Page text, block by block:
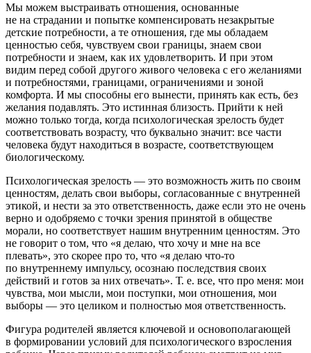
Мы можем выстраивать отношения, основанные
не на страдании и попытке компенсировать незакрытые
детские потребности, а те отношения, где мы обладаем
ценностью себя, чувствуем свои границы, знаем свои
потребности и знаем, как их удовлетворить. И при этом
видим перед собой другого живого человека с его желаниями
и потребностями, границами, ограничениями и зоной
комфорта. И мы способны его вынести, принять как есть, без
желания подавлять. Это истинная близость. Прийти к ней
можно только тогда, когда психологическая зрелость будет
соответствовать возрасту, что буквально значит: все части
человека будут находиться в возрасте, соответствующем
биологическому.
Психологическая зрелость — это возможность жить по своим
ценностям, делать свои выборы, согласованные с внутренней
этикой, и нести за это ответственность, даже если это не очень
верно и одобряемо с точки зрения принятой в обществе
морали, но соответствует нашим внутренним ценностям. Это
не говорит о том, что «я делаю, что хочу и мне на все
плевать», это скорее про то, что «я делаю что-то
по внутреннему импульсу, осознаю последствия своих
действий и готов за них отвечать». Т. е. все, что про меня: мои
чувства, мои мысли, мои поступки, мои отношения, мои
выборы — это целиком и полностью моя ответственность.
Фигура родителей является ключевой и основополагающей
в формировании условий для психологического взросления